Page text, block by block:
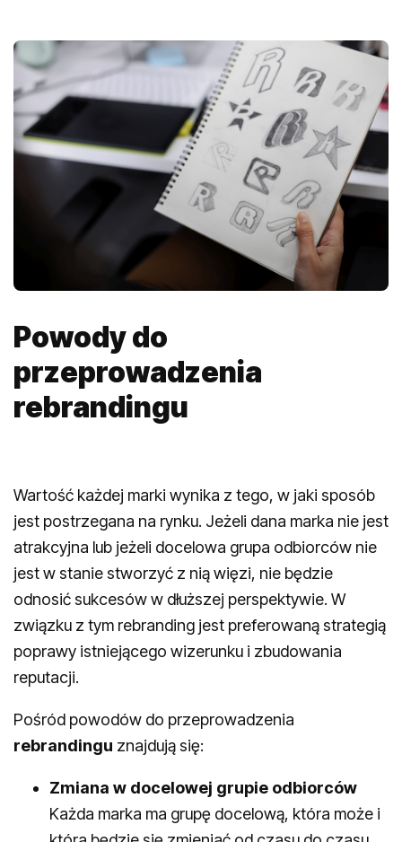
Powody do
przeprowadzenia
rebrandingu
Wartość każdej marki wynika z tego, w jaki sposób
jest postrzegana na rynku. Jeżeli dana marka nie jest
atrakcyjna lub jeżeli docelowa grupa odbiorców nie
jest w stanie stworzyć z nią więzi, nie będzie
odnosić sukcesów w dłuższej perspektywie. W
związku z tym rebranding jest preferowaną strategią
poprawy istniejącego wizerunku i zbudowania
reputacji.
Pośród powodów do przeprowadzenia
rebrandingu znajdują się:
Zmiana w docelowej grupie odbiorców
Każda marka ma grupę docelową, która może i